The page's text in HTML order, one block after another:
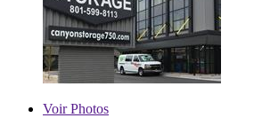
VoirPhotos